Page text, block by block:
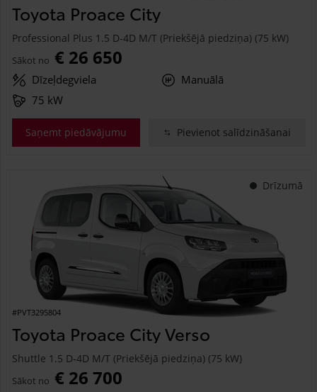
Toyota Proace City
Professional Plus 1.5 D-4D M/T (Priekšējā piedziņa) (75 kW)
Sākot no € 26 650
Dīzeļdegviela
Manuālā
75 kW
Saņemt piedāvājumu Pievienot salīdzināšanai
Drīzumā
#PVT3295804
Toyota Proace City Verso
Shuttle 1.5 D-4D M/T (Priekšējā piedziņa) (75 kW)
Sākot no € 26 700